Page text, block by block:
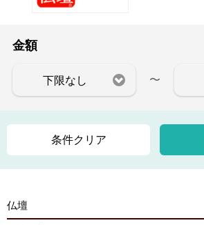
金額
下限なし 〜
条件クリア
仏壇